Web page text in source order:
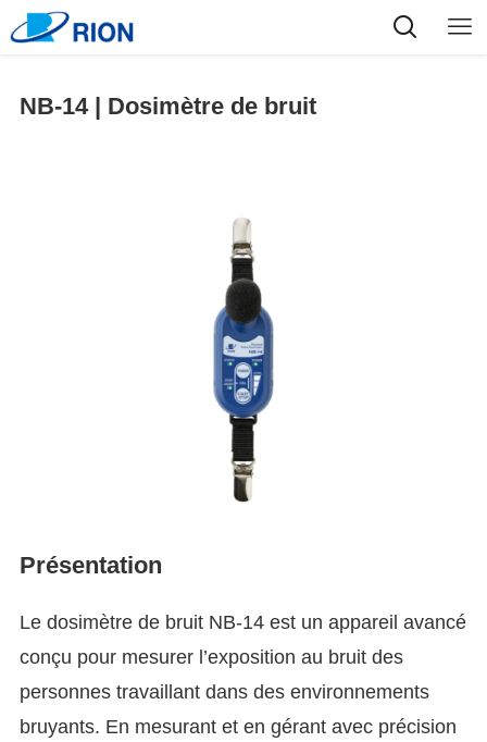
NB-14 | Dosimètre de bruit
Présentation
Le dosimètre de bruit NB-14 est un appareil avancé
conçu pour mesurer l’exposition au bruit des
personnes travaillant dans des environnements
bruyants. En mesurant et en gérant avec précision